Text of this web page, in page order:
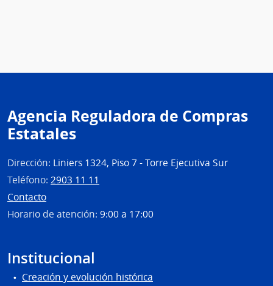
Agencia Reguladora de Compras
Estatales
Dirección: Liniers 1324, Piso 7 - Torre Ejecutiva Sur
Teléfono: 2903 11 11
Contacto
Horario de atención: 9:00 a 17:00
Institucional
Creación y evolución histórica